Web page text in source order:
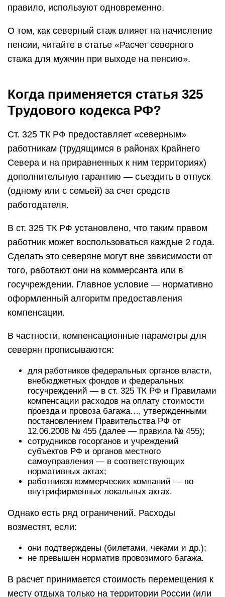
правило, используют одновременно.
О том, как северный стаж влияет на начисление
пенсии, читайте в статье «Расчет северного
стажа для мужчин при выходе на пенсию».
Когда применяется статья 325
Трудового кодекса РФ?
Ст. 325 ТК РФ предоставляет «северным»
работникам (трудящимся в районах Крайнего
Севера и на приравненных к ним территориях)
дополнительную гарантию — съездить в отпуск
(одному или с семьей) за счет средств
работодателя.
В ст. 325 ТК РФ установлено, что таким правом
работник может воспользоваться каждые 2 года.
Сделать это северяне могут вне зависимости от
того, работают они на коммерсанта или в
госучреждении. Главное условие — нормативно
оформленный алгоритм предоставления
компенсации.
В частности, компенсационные параметры для
северян прописываются:
для работников федеральных органов власти,
внебюджетных фондов и федеральных
госучреждений — в ст. 325 ТК РФ и Правилами
компенсации расходов на оплату стоимости
проезда и провоза багажа…, утвержденными
постановлением Правительства РФ от
12.06.2008 № 455 (далее — правила № 455);
сотрудников госорганов и учреждений
субъектов РФ и органов местного
самоуправления — в соответствующих
нормативных актах;
работников коммерческих компаний — во
внутрифирменных локальных актах.
Однако есть ряд ограничений. Расходы
возместят, если:
они подтверждены (билетами, чеками и др.);
не превышен норматив провозимого багажа.
В расчет принимается стоимость перемещения к
месту отдыха только на территории России (или